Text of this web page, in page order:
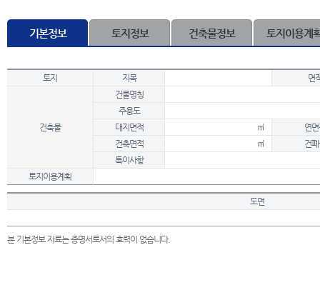
기본정보 토지정보 건축물정보 토지이용계
토지 지목 면
건축물
건물명칭
주용도
대지면적
㎡
연
건축면적
㎡
건
특이사항
토지이용계획
도면
본 기본정보 자료는 증명서로서의 효력이 없습니다.